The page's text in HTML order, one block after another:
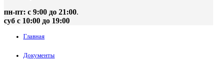
пн-пт: с 9:00 до 21:00.
суб с 10:00 до 19:00
Главная
Документы